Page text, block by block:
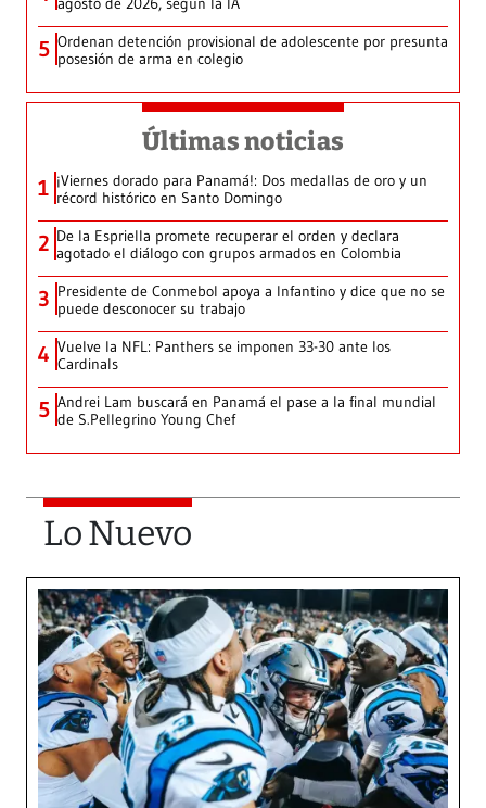
5 Ordenan detención provisional de adolescente por presunta
posesión de arma en colegio
Últimas noticias
1 ¡Viernes dorado para Panamá!: Dos medallas de oro y un
récord histórico en Santo Domingo
2 De la Espriella promete recuperar el orden y declara
agotado el diálogo con grupos armados en Colombia
3 Presidente de Conmebol apoya a Infantino y dice que no se
puede desconocer su trabajo
4 Vuelve la NFL: Panthers se imponen 33-30 ante los
Cardinals
5 Andrei Lam buscará en Panamá el pase a la final mundial
de S.Pellegrino Young Chef
Lo Nuevo